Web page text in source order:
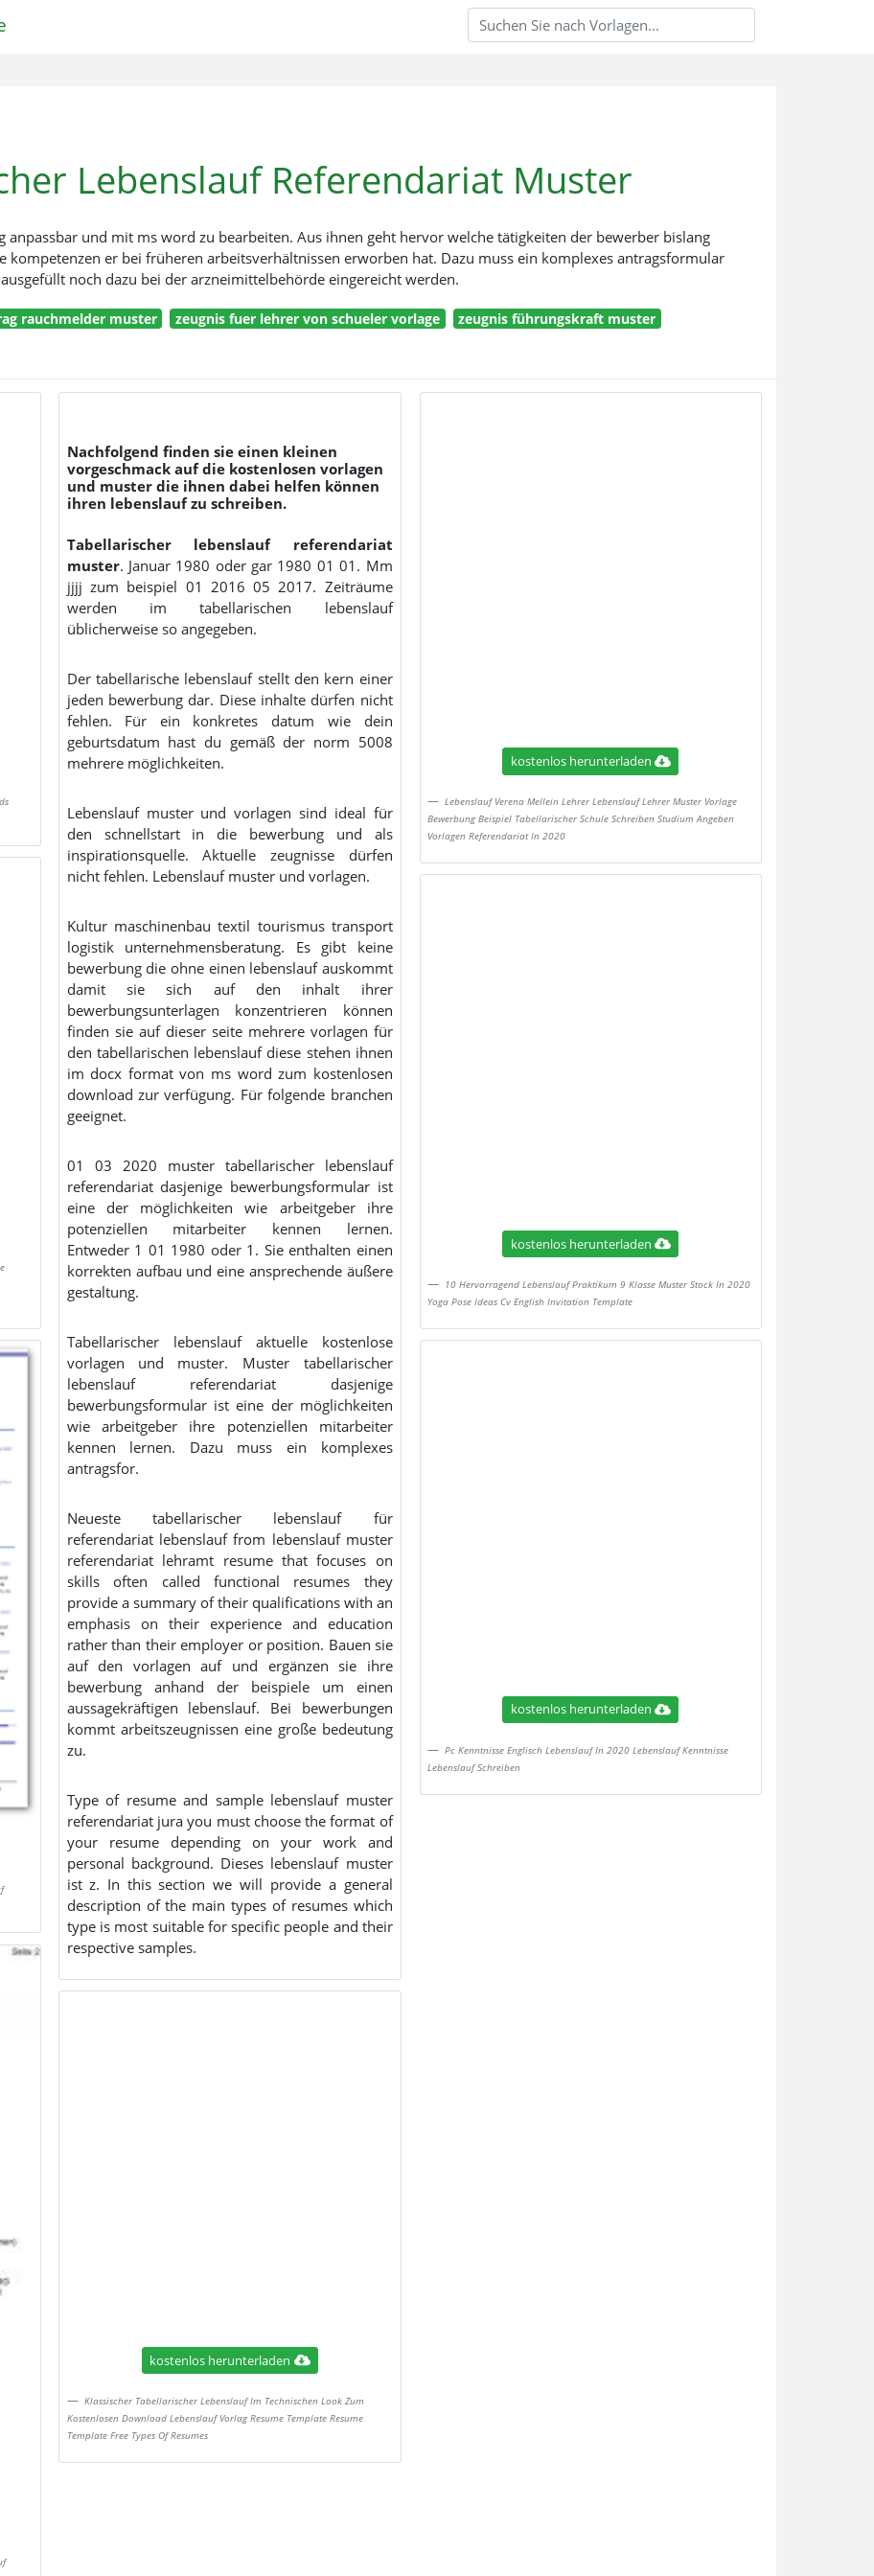
Lebenslauf Referendariat Muster
und mit ms word zu bearbeiten. Aus ihnen geht hervor welche tätigkeiten der bewerber bislang
kompetenzen er bei früheren arbeitsverhältnissen erworben hat. Dazu muss ein komplexes antragsformular
ausgefüllt noch dazu bei der arzneimittelbehörde eingereicht werden.
rauchmelder muster zeugnis fuer lehrer von schueler vorlage zeugnis führungskraft muster
Nachfolgend finden sie einen kleinen
vorgeschmack auf die kostenlosen vorlagen
und muster die ihnen dabei helfen können
ihren lebenslauf zu schreiben.
Tabellarischer lebenslauf referendariat
muster. Januar 1980 oder gar 1980 01 01. Mm
jjjj zum beispiel 01 2016 05 2017. Zeiträume
werden im tabellarischen lebenslauf
üblicherweise so angegeben.
Der tabellarische lebenslauf stellt den kern einer
jeden bewerbung dar. Diese inhalte dürfen nicht
fehlen. Für ein konkretes datum wie dein
geburtsdatum hast du gemäß der norm 5008
mehrere möglichkeiten.
Lebenslauf muster und vorlagen sind ideal für
den schnellstart in die bewerbung und als
inspirationsquelle. Aktuelle zeugnisse dürfen
nicht fehlen. Lebenslauf muster und vorlagen.
Kultur maschinenbau textil tourismus transport
logistik unternehmensberatung. Es gibt keine
bewerbung die ohne einen lebenslauf auskommt
damit sie sich auf den inhalt ihrer
bewerbungsunterlagen konzentrieren können
finden sie auf dieser seite mehrere vorlagen für
den tabellarischen lebenslauf diese stehen ihnen
im docx format von ms word zum kostenlosen
download zur verfügung. Für folgende branchen
geeignet.
01 03 2020 muster tabellarischer lebenslauf
referendariat dasjenige bewerbungsformular ist
eine der möglichkeiten wie arbeitgeber ihre
potenziellen mitarbeiter kennen lernen.
Entweder 1 01 1980 oder 1. Sie enthalten einen
korrekten aufbau und eine ansprechende äußere
gestaltung.
Tabellarischer lebenslauf aktuelle kostenlose
vorlagen und muster. Muster tabellarischer
lebenslauf referendariat dasjenige
bewerbungsformular ist eine der möglichkeiten
wie arbeitgeber ihre potenziellen mitarbeiter
kennen lernen. Dazu muss ein komplexes
antragsfor.
Neueste tabellarischer lebenslauf für
referendariat lebenslauf from lebenslauf muster
referendariat lehramt resume that focuses on
skills often called functional resumes they
provide a summary of their qualifications with an
emphasis on their experience and education
rather than their employer or position. Bauen sie
auf den vorlagen auf und ergänzen sie ihre
bewerbung anhand der beispiele um einen
aussagekräftigen lebenslauf. Bei bewerbungen
kommt arbeitszeugnissen eine große bedeutung
zu.
Type of resume and sample lebenslauf muster
referendariat jura you must choose the format of
your resume depending on your work and
personal background. Dieses lebenslauf muster
ist z. In this section we will provide a general
description of the main types of resumes which
type is most suitable for specific people and their
respective samples.
kostenlos herunterladen
Klassischer Tabellarischer Lebenslauf Im Technischen Look Zum
Kostenlosen Download Lebenslauf Vorlag Resume Template Resume
Template Free Types Of Resumes
kostenlos herunterladen
Lebenslauf Verena Mellein Lehrer Lebenslauf Lehrer Muster Vorlage
Bewerbung Beispiel Tabellarischer Schule Schreiben Studium Angeben
Vorlagen Referendariat In 2020
kostenlos herunterladen
10 Hervorragend Lebenslauf Praktikum 9 Klasse Muster Stock In 2020
Yoga Pose Ideas Cv English Invitation Template
kostenlos herunterladen
Pc Kenntnisse Englisch Lebenslauf In 2020 Lebenslauf Kenntnisse
Lebenslauf Schreiben